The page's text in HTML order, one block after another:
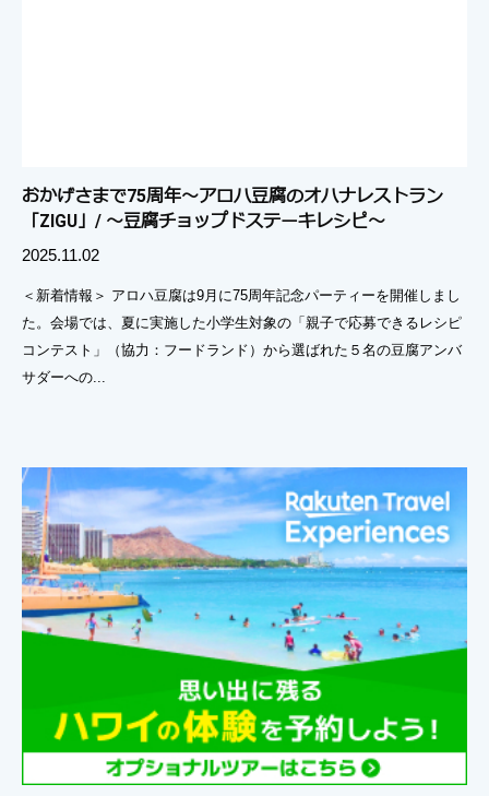
おかげさまで75周年〜アロハ豆腐のオハナレストラン
「ZIGU」/ 〜豆腐チョップドステーキレシピ〜
2025.11.02
＜新着情報＞ アロハ豆腐は9月に75周年記念パーティーを開催しまし
た。会場では、夏に実施した小学生対象の「親子で応募できるレシピ
コンテスト」（協力：フードランド）から選ばれた５名の豆腐アンバ
サダーへの...